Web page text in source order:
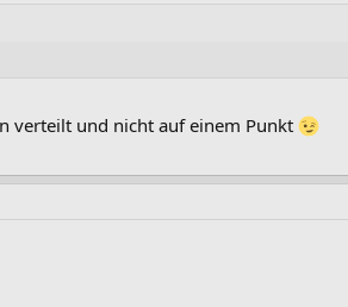
verteilt und nicht auf einem Punkt